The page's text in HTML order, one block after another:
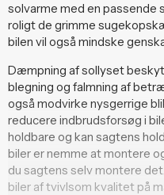
solvarme med en passende
roligt de grimme
bilen vil også mindske
Dæmpning af sollyset
blegning og falmning af
også modvirke nysgerrige
reducere indbrudsforsøg i
holdbare og kan sagtens
biler er nemme at montere
du sagtens selv montere
biler af tvivlsom kvalitet på